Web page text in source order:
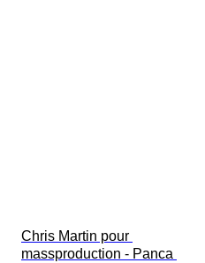
Chris Martin pour
massproduction - Panca